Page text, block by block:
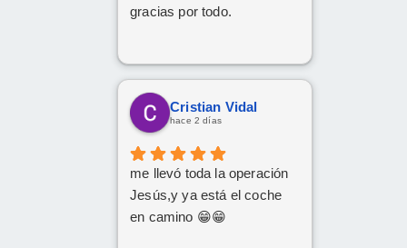
gracias por todo.
Cristian Vidal
hace 2 días
me llevó toda la operación
Jesús,y ya está el coche
en camino 😁😁